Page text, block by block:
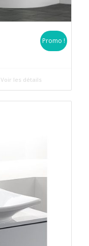
Promo !
Voir les détails